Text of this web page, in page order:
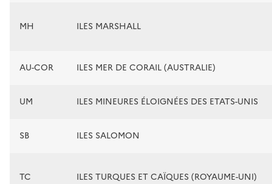
MH ILES MARSHALL
AU-COR ILES MER DE CORAIL (AUSTRALIE)
UM ILES MINEURES ÉLOIGNÉES DES ETATS-UNIS
SB ILES SALOMON
TC ILES TURQUES ET CAÏQUES (ROYAUME-UNI)